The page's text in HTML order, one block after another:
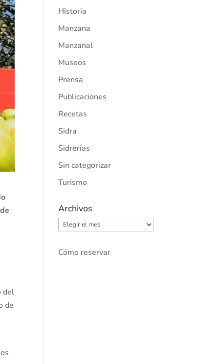
del
de
Historia
Manzana
Manzanal
Museos
Prensa
Publicaciones
Recetas
Sidra
Sidrerías
Sin categorizar
Turismo
Archivos
Archivos
Cómo reservar